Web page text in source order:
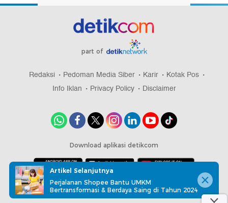
part of
Redaksi Pedoman Media Siber Karir
Kotak Pos
Info Iklan
Privacy Policy Disclaimer
Download aplikasi detikcom
Copyright @ 2026 detikcom, All right reserved
Artikel Selanjutnya
Perjalanan Shopee Bantu UMKM
Bertransformasi & Berdaya Saing di Tahun 2024